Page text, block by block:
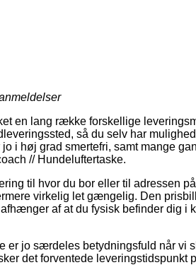
en lang række forskellige
så du selv har
i høj grad smertefri, samt mange
// Hundeluftertaske.
til hvor du bor eller til adressen
virkelig let gængelig. Den
af at du fysisk befinder dig i
er jo særdeles betydningsfuld når vi
det forventede leveringstidspunkt